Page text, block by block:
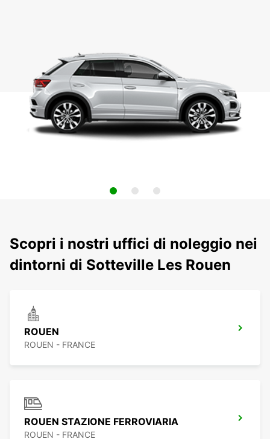
Scopri i nostri uffici di noleggio nei
dintorni di Sotteville Les Rouen
ROUEN
ROUEN - FRANCE
ROUEN STAZIONE FERROVIARIA
ROUEN - FRANCE